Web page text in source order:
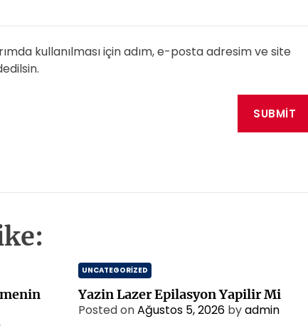
kullanılması için adım, e-posta adresim ve site
UNCATEGORIZED
Yazin Lazer Epilasyon Yapilir Mi
Posted onAğustos 5, 2026 byadmin